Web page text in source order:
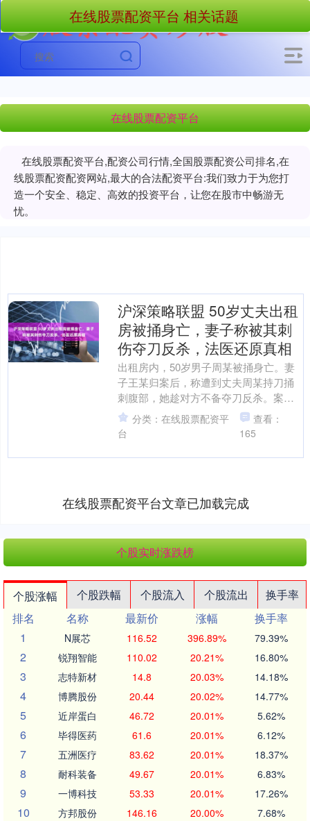
在线股票配资平台
在线股票配资平台,配资公司行情,全国股票配资公司排名,在
线股票配资配资网站,最大的合法配资平台:我们致力于为您打
造一个安全、稳定、高效的投资平台，让您在股市中畅游无
忧。
在线股票配资平台 相关话题
沪深策略联盟 50岁丈夫出租
房被捅身亡，妻子称被其刺
伤夺刀反杀，法医还原真相
出租房内，50岁男子周某被捅身亡。妻
子王某归案后，称遭到丈夫周某持刀捅
刺腹部，她趁对方不备夺刀反杀。案发
当时，只有夫妻二人，对王某进行测
谎，也未发现虚假供述迹象....
分类：在线股票配资平
台
查看：
165
在线股票配资平台文章已加载完成
个股实时涨跌榜
个股涨幅 个股跌幅 个股流入 个股流出
换手率
排名
名称 最新价 涨幅
换手率
1
N展芯 116.52 396.89% 79.39%
2 锐翔智能 110.02 20.21% 16.80%
3 志特新材 14.8 20.03% 14.18%
4 博腾股份 20.44 20.02% 14.77%
5 近岸蛋白 46.72 20.01% 5.62%
6 毕得医药 61.6 20.01% 6.12%
7 五洲医疗 83.62 20.01% 18.37%
8 耐科装备 49.67 20.01% 6.83%
9 一博科技 53.33 20.01% 17.26%
10 方邦股份 146.16 20.00% 7.68%